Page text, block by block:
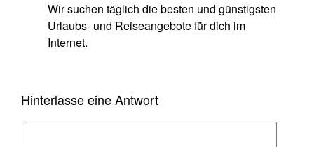
Wir suchen täglich die besten und günstigsten
Urlaubs- und Reiseangebote für dich im
Internet.
Hinterlasse eine Antwort